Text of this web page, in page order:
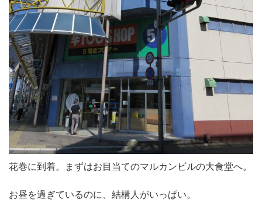
花巻に到着。まずはお目当てのマルカンビルの大食堂へ。
お昼を過ぎているのに、結構人がいっぱい。